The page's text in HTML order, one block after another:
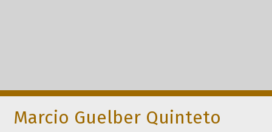
Marcio Guelber Quinteto